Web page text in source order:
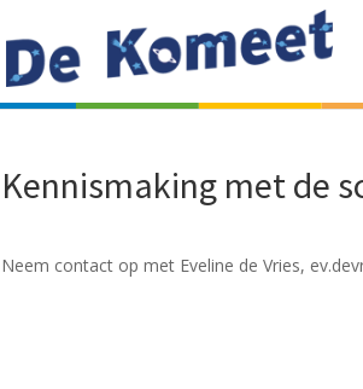
Kennismaking met de
Neem contact op met Eveline de Vries,